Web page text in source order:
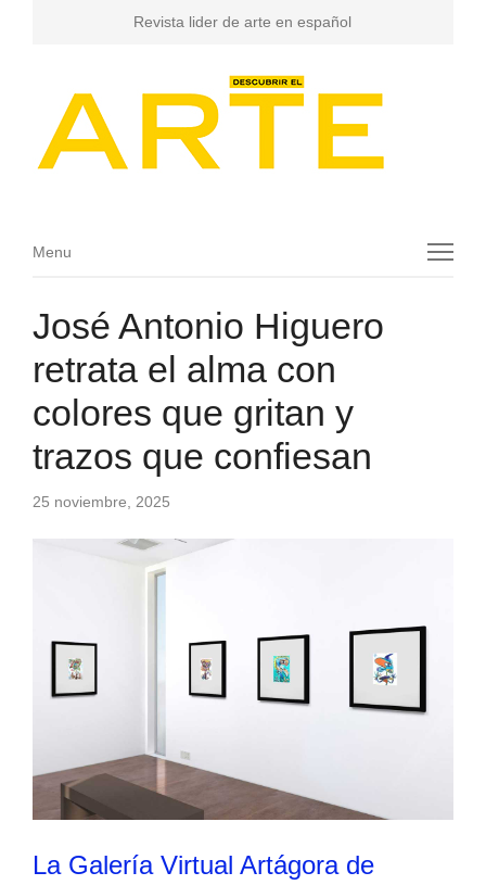
Revista lider de arte en español
Menu
Menu
José Antonio Higuero
retrata el alma con
colores que gritan y
trazos que confiesan
25 noviembre, 2025
La Galería Virtual Artágora de